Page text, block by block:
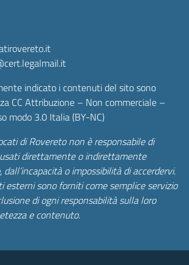
indicato i contenuti del sito sono
CC Attribuzione – Non commerciale –
modo 3.0 Italia (BY-NC)
di Rovereto non è responsabile di
direttamente o indirettamente
dall’incapacità o impossibilità di accerdervi.
esterni sono forniti come semplice servizio
di ogni responsabilità sulla loro
e contenuto.